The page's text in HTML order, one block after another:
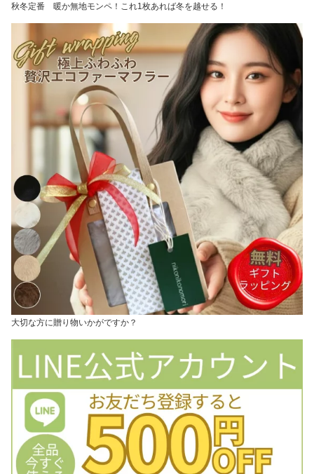
秋冬定番 暖か無地モンペ！これ1枚あれば冬を越せる！
大切な方に贈り物いかがですか？